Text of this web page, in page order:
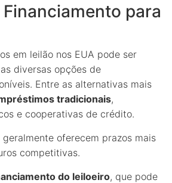
para
em leilão nos EUA pode ser
diversas opções de
Entre as alternativas mais
tradicionais,
e cooperativas de crédito.
geralmente oferecem prazos mais
competitivas.
do leiloeiro, que pode